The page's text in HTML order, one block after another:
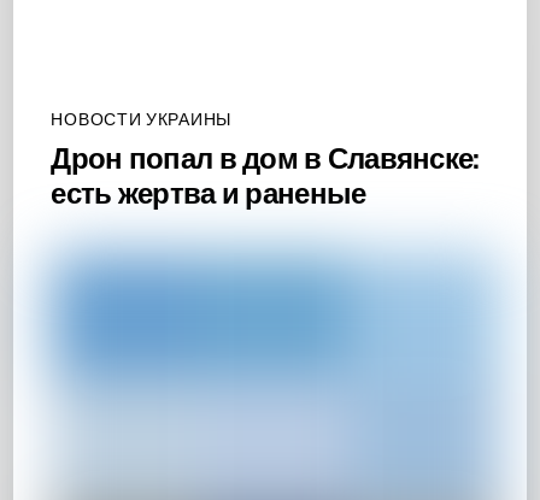
НОВОСТИ УКРАИНЫ
Дрон попал в дом в Славянске:
есть жертва и раненые